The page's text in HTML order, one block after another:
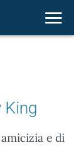
King
e di